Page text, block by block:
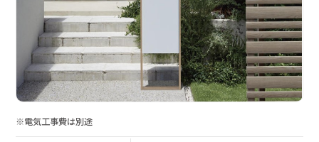
※電気工事費は別途